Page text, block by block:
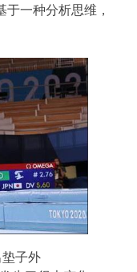
一种分析思维，
子外